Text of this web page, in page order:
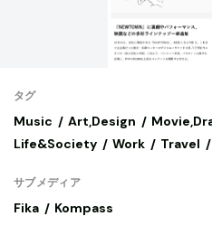
タグ
Music Art,Design
Life&Society
Work Travel
サブメディア
Fika Kompass